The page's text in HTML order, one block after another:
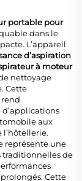
portable pour
dans le
L’appareil
d’aspiration
à moteur
nettoyage
Cette
aux
représente une
traditionnelles de
Cette